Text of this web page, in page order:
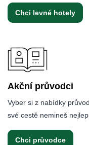
Chci levné hotely
Akční průvodci
Vyber si z nabídky
své cestě nemineš
Chci průvodce